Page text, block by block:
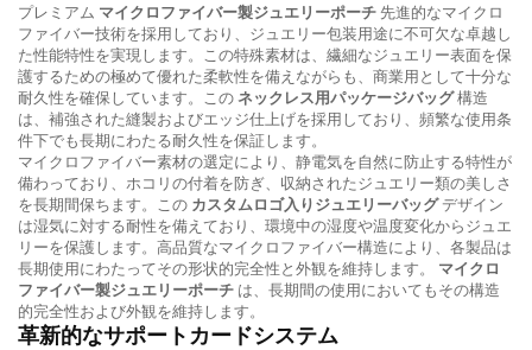
プレミアム マイクロファイバー製ジュエリーポーチ先進的なマイクロ
ファイバー技術を採用しており、ジュエリー包装用途に不可欠な卓越し
た性能特性を実現します。この特殊素材は、繊細なジュエリー表面を保
護するための極めて優れた柔軟性を備えながらも、商業用として十分な
耐久性を確保しています。このネックレス用パッケージバッグ構造
は、補強された縫製およびエッジ仕上げを採用しており、頻繁な使用条
件下でも長期にわたる耐久性を保証します。
マイクロファイバー素材の選定により、静電気を自然に防止する特性が
備わっており、ホコリの付着を防ぎ、収納されたジュエリー類の美しさ
を長期間保ちます。この カスタムロゴ入りジュエリーバッグデザイン
は湿気に対する耐性を備えており、環境中の湿度や温度変化からジュエ
リーを保護します。高品質なマイクロファイバー構造により、各製品は
長期使用にわたってその形状的完全性と外観を維持します。 マイクロ
ファイバー製ジュエリーポーチ は、長期間の使用においてもその構造
的完全性および外観を維持します。
革新的なサポートカードシステム